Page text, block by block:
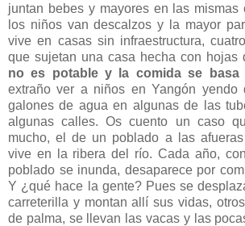
juntan bebes y mayores en las mismas
los niños van descalzos y la mayor
vive en casas sin infraestructura,
que sujetan una casa hecha con hojas
no es potable y la comida se basa
extraño ver a niños en Yangón yendo
galones de agua en algunas de las
algunas calles. Os cuento un caso
mucho, el de un poblado a las
vive en la ribera del río. Cada año,
poblado se inunda, desaparece por
Y ¿qué hace la gente? Pues se
carreterilla y montan allí sus vidas,
de palma, se llevan las vacas y las